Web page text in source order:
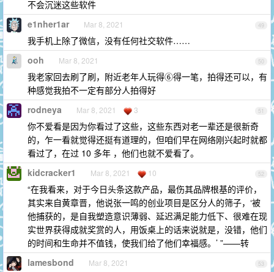
不会沉迷这些软件
49
e1nher1ar Mar 8, 2021
我手机上除了微信，没有任何社交软件……
50
ooh Mar 8, 2021
我老家回去刷了刷，附近老年人玩得⑥得一笔，拍得还可以，有
种感觉我拍不一定有部分人拍得好
51
rodneya Mar 8, 2021 3
你不爱看是因为你看过了这些，这些东西对老一辈还是很新奇
的，乍一看就觉得还挺有道理的，但咱们早在网络刚兴起时就都
看过了，在过 10 多年 ，他们也就不爱看了。
52
kidcracker1 Mar 8, 2021 10
“在我看来，对于今日头条这款产品，最伤其品牌根基的评价，
其实来自黄章晋，他说张一鸣的创业项目是区分人的筛子，‘被
他捕获的，是自我塑造意识薄弱、延迟满足能力低下、很难在现
实世界获得成就奖赏的人，用饭桌上的话来说就是，没错，他们
的时间和生命并不值钱，使我们给了他们幸福感。’ ”——转
53
lamesbond Mar 8, 2021